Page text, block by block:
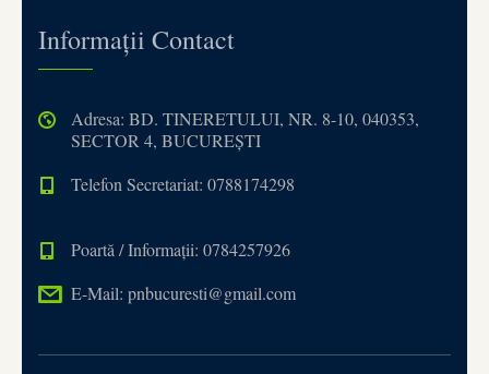
Informații Contact
Adresa: BD. TINERETULUI, NR. 8-10, 040353,
SECTOR 4, BUCUREȘTI
Telefon Secretariat: 0788174298
Poartă / Informații: 0784257926
E-Mail: pnbucuresti@gmail.com